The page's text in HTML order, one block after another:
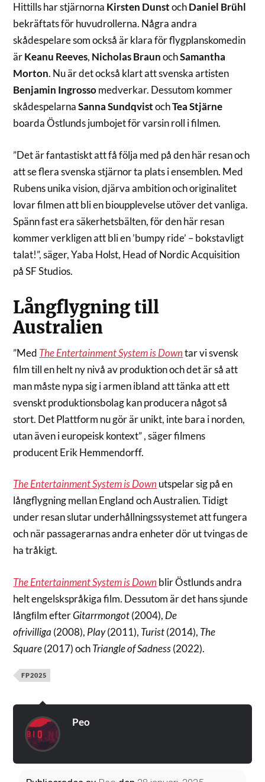
Hittills har stjärnorna Kirsten DunstochDaniel Brühl
bekräftats för huvudrollerna. Några andra
skådespelare som också är klara för flygplanskomedin
ärKeanu Reeves, Nicholas BraunochSamantha
Morton. Nu är det också klart att svenska artisten
Benjamin Ingrossomedverkar. Dessutom kommer
skådespelarnaSanna SundqvistochTea Stjärne
boarda Östlunds jumbojet för varsin roll i filmen.
”Det är fantastiskt att få följa med på den här resan och
att se flera svenska stjärnor ta plats i ensemblen. Med
Rubens unika vision, djärva ambition och originalitet
lovar filmen att bli en bioupplevelse utöver det vanliga.
Spänn fast era säkerhetsbälten, för den här resan
kommer verkligen att bli en ’bumpy ride’ – bokstavligt
talat!”, säger, Yaba Holst, Head of Nordic Acquisition
på SF Studios.
Långflygning till
Australien
”Med The Entertainment System is Downtar vi svensk
film till en helt ny nivå av produktion och det är så att
man måste nypa sig i armen ibland att tänka att ett
svenskt produktionsbolag kan producera något så
stort. Det Plattform nu gör är unikt, inte bara i norden,
utan även i europeisk kontext” , säger filmens
producent Erik Hemmendorff.
The Entertainment System is Downutspelar sig på en
långflygning mellan England och Australien. Tidigt
under resan slutar underhållningssystemet att fungera
och när passagerarnas andra enheter dör ut tvingas de
ha tråkigt.
The Entertainment System is Downblir Östlunds andra
helt engelskspråkiga film. Dessutom är det hans sjunde
långﬁlm efterGitarrmongot(2004), De
ofrivilliga (2008), Play(2011), Turist(2014), The
Square(2017) ochTriangle of Sadness(2022).
FP2025
Peo